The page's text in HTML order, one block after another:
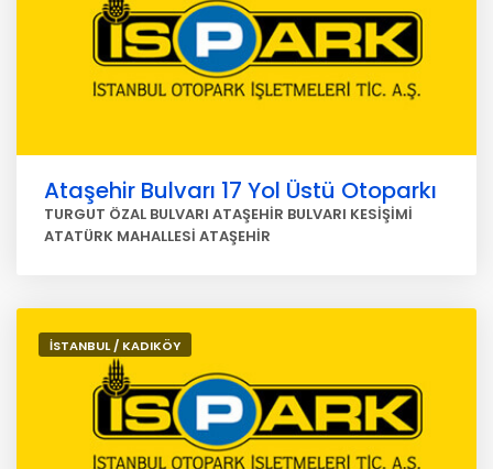
Ataşehir Bulvarı 17 Yol Üstü Otoparkı
TURGUT ÖZAL BULVARI ATAŞEHİR BULVARI KESİŞİMİ
ATATÜRK MAHALLESİ ATAŞEHİR
İSTANBUL / KADIKÖY